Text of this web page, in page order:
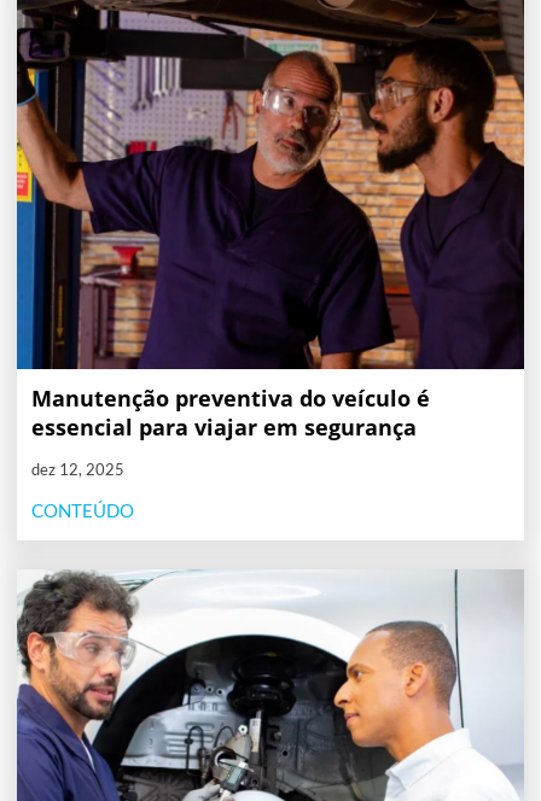
Manutenção preventiva do veículo é
essencial para viajar em segurança
dez 12, 2025
CONTEÚDO